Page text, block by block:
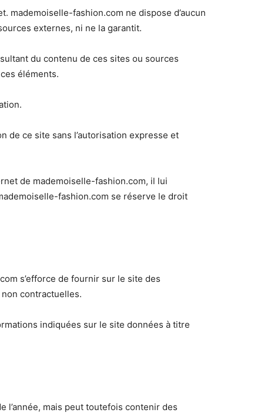
mademoiselle-fashion.com ne dispose d’aucun
externes, ni ne la garantit.
du contenu de ces sites ou sources
éléments.
de ce site sans l’autorisation expresse et
de mademoiselle-fashion.com, il lui
fashion.com se réserve le droit
s’efforce de fournir sur le site des
contractuelles.
indiquées sur le site données à titre
mais peut toutefois contenir des